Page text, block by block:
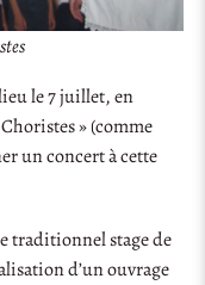
le 7 juillet, en
» (comme
un concert à cette
traditionnel stage de
d’un ouvrage